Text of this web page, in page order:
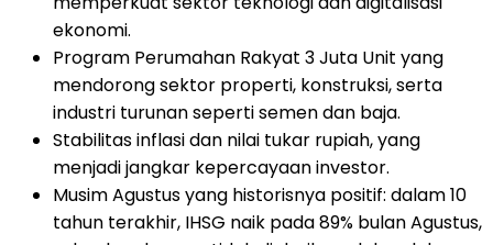
ekonomi.
Program Perumahan Rakyat 3 Juta Unit yang
mendorong sektor properti, konstruksi, serta
industri turunan seperti semen dan baja.
Stabilitas inflasi dan nilai tukar rupiah, yang
menjadi jangkar kepercayaan investor.
Musim Agustus yang historisnya positif: dalam 10
tahun terakhir, IHSG naik pada 89% bulan Agustus,